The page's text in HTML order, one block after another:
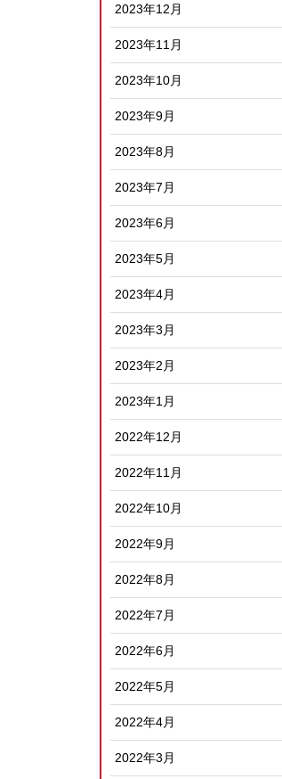
2023年12月
2023年11月
2023年10月
2023年9月
2023年8月
2023年7月
2023年6月
2023年5月
2023年4月
2023年3月
2023年2月
2023年1月
2022年12月
2022年11月
2022年10月
2022年9月
2022年8月
2022年7月
2022年6月
2022年5月
2022年4月
2022年3月